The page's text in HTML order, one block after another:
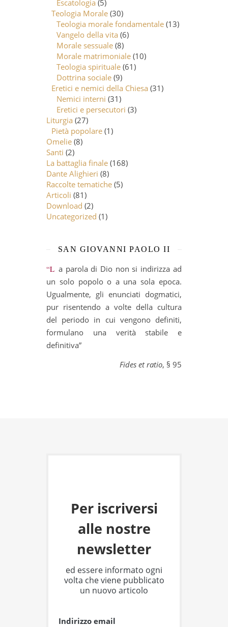
Escatologia (5)
Teologia Morale (30)
Teologia morale fondamentale (13)
Vangelo della vita (6)
Morale sessuale (8)
Morale matrimoniale (10)
Teologia spirituale (61)
Dottrina sociale (9)
Eretici e nemici della Chiesa (31)
Nemici interni (31)
Eretici e persecutori (3)
Liturgia (27)
Pietà popolare (1)
Omelie (8)
Santi (2)
La battaglia finale (168)
Dante Alighieri (8)
Raccolte tematiche (5)
Articoli (81)
Download (2)
Uncategorized (1)
SAN GIOVANNI PAOLO II
“La parola di Dio non si indirizza ad
un solo popolo o a una sola epoca.
Ugualmente, gli enunciati dogmatici,
pur risentendo a volte della cultura
del periodo in cui vengono definiti,
formulano una verità stabile e
definitiva”
Fides et ratio, § 95
Per iscriversi
alle nostre
newsletter
ed essere informato ogni
volta che viene pubblicato
un nuovo articolo
Indirizzo email